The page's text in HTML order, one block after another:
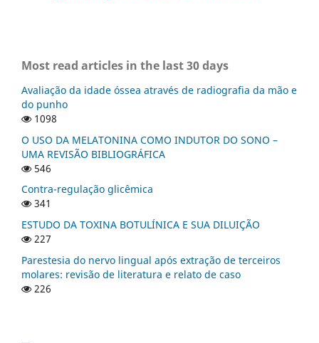
Most read articles in the last 30 days
Avaliação da idade óssea através de radiografia da mão e
do punho
1098
O USO DA MELATONINA COMO INDUTOR DO SONO –
UMA REVISÃO BIBLIOGRÁFICA
546
Contra-regulação glicêmica
341
ESTUDO DA TOXINA BOTULÍNICA E SUA DILUIÇÃO
227
Parestesia do nervo lingual após extração de terceiros
molares: revisão de literatura e relato de caso
226